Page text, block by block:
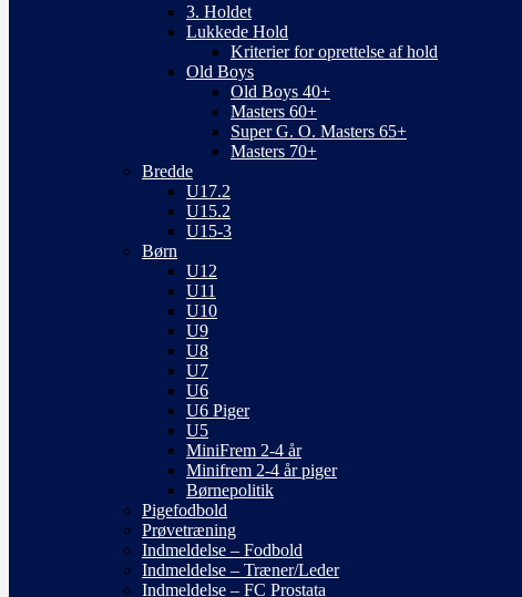
3. Holdet
Lukkede Hold
Kriterier for oprettelse af hold
Old Boys
Old Boys 40+
Masters 60+
Super G. O. Masters 65+
Masters 70+
Bredde
U17.2
U15.2
U15-3
Børn
U12
U11
U10
U9
U8
U7
U6
U6 Piger
U5
MiniFrem 2-4 år
Minifrem 2-4 år piger
Børnepolitik
Pigefodbold
Prøvetræning
Indmeldelse – Fodbold
Indmeldelse – Træner/Leder
Indmeldelse – FC Prostata